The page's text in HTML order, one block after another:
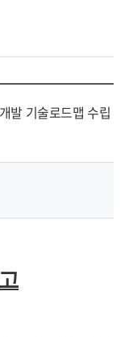
발 기술로드맵 수립